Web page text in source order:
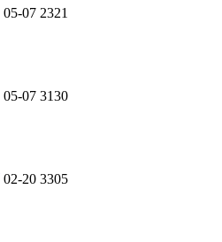
05-07 2321
05-07 3130
02-20 3305